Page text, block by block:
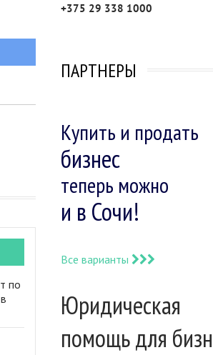
по
+375 29 338 1000
ПАРТНЕРЫ
Купить и продать
бизнес
теперь можно
и в Сочи!
Все варианты
Юридическая
помощь для